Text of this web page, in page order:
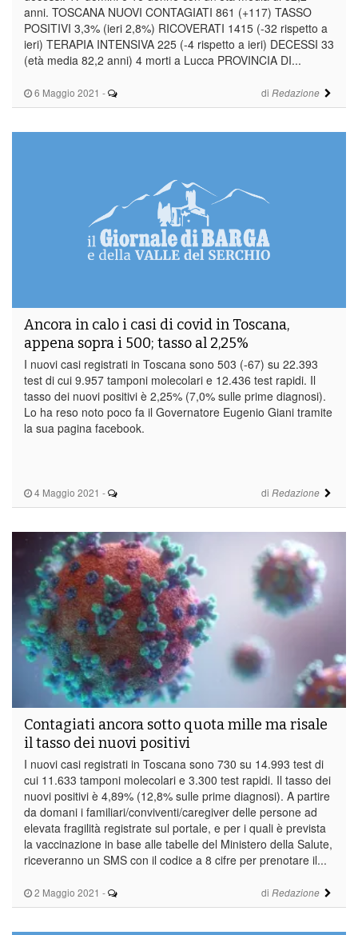
6 Maggio 2021 - di Redazione
anni. TOSCANA NUOVI CONTAGIATI 861 (+117) TASSO
POSITIVI 3,3% (ieri 2,8%) RICOVERATI 1415 (-32 rispetto a
ieri) TERAPIA INTENSIVA 225 (-4 rispetto a ieri) DECESSI 33
(età media 82,2 anni) 4 morti a Lucca PROVINCIA DI...
4 Maggio 2021 - di Redazione
Ancora in calo i casi di covid in Toscana,
appena sopra i 500; tasso al 2,25%
I nuovi casi registrati in Toscana sono 503 (-67) su 22.393
test di cui 9.957 tamponi molecolari e 12.436 test rapidi. Il
tasso dei nuovi positivi è 2,25% (7,0% sulle prime diagnosi).
Lo ha reso noto poco fa il Governatore Eugenio Giani tramite
la sua pagina facebook.
2 Maggio 2021 - di Redazione
Contagiati ancora sotto quota mille ma risale
il tasso dei nuovi positivi
I nuovi casi registrati in Toscana sono 730 su 14.993 test di
cui 11.633 tamponi molecolari e 3.300 test rapidi. Il tasso dei
nuovi positivi è 4,89% (12,8% sulle prime diagnosi). A partire
da domani i familiari/conviventi/caregiver delle persone ad
elevata fragilità registrate sul portale, e per i quali è prevista
la vaccinazione in base alle tabelle del Ministero della Salute,
riceveranno un SMS con il codice a 8 cifre per prenotare il...